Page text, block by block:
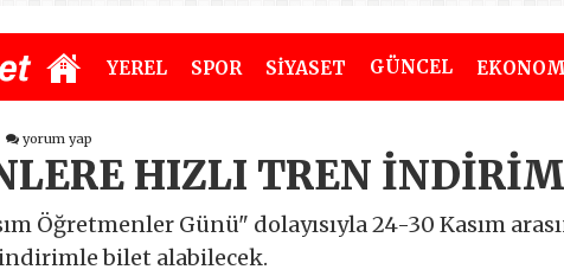
YEREL SPOR SİYASET GÜNCEL
yorum yap
HIZLI TREN
Öğretmenler Günü" dolayısıyla 24-30 Kasım
bilet alabilecek.